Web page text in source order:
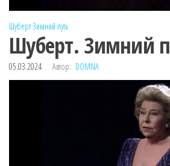
ШубертЗимний путь
Шуберт. Зимний
05.03.2024 Автор: DOMNA